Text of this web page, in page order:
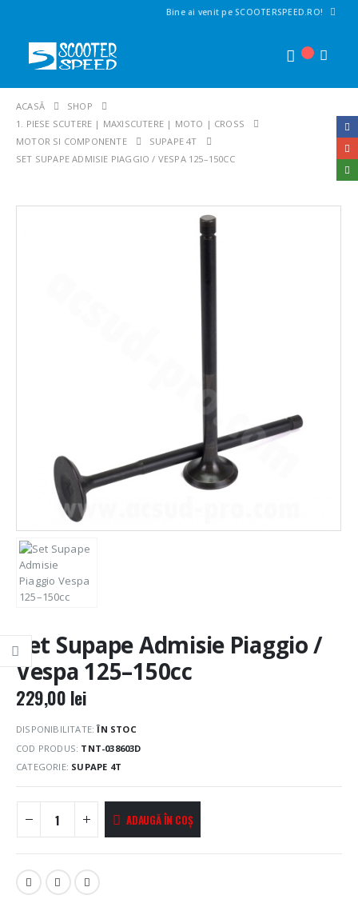
Bine ai venit pe SCOOTERSPEED.RO!
ACASĂ
SHOP
1. PIESE SCUTERE | MAXISCUTERE | MOTO | CROSS
MOTOR SI COMPONENTE
SUPAPE 4T
SET SUPAPE ADMISIE PIAGGIO / VESPA 125–150CC
Set Supape Admisie Piaggio /
Vespa 125–150cc
229,00 lei
DISPONIBILITATE:ÎN STOC
COD PRODUS: TNT-038603D
CATEGORIE: SUPAPE 4T
ADAUGĂ ÎN COȘ